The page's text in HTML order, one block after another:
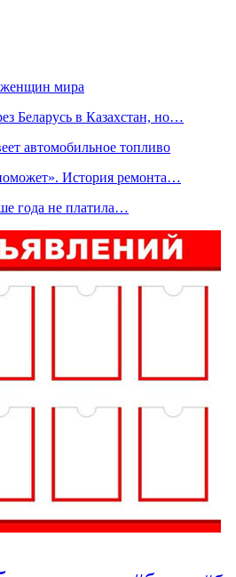
женщин мира
Беларусь в Казахстан, но…
автомобильное топливо
История ремонта…
года не платила…